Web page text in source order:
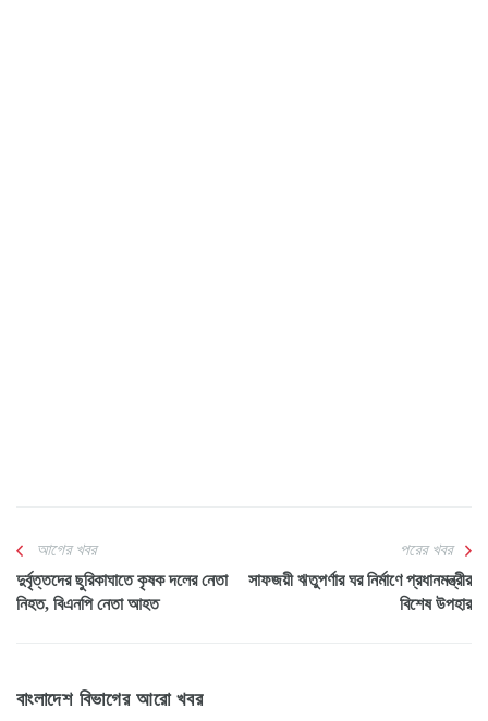
আগের খবর
দুর্বৃত্তদের ছুরিকাঘাতে কৃষক দলের নেতা
নিহত, বিএনপি নেতা আহত
পরের খবর
সাফজয়ী ঋতুপর্ণার ঘর নির্মাণে প্রধানমন্ত্রীর
বিশেষ উপহার
বাংলাদেশ বিভাগের আরো খবর